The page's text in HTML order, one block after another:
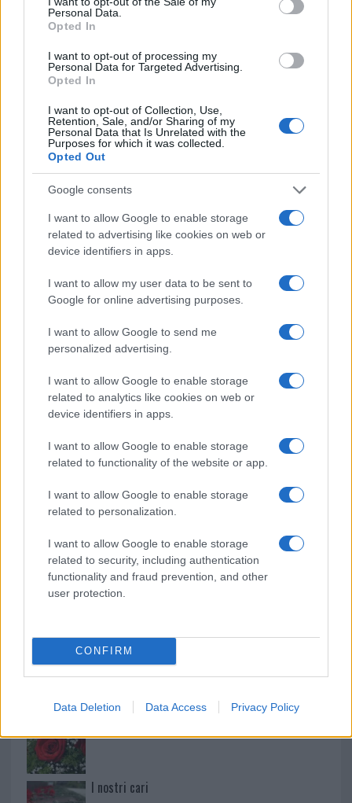
Personal Data.
Opted In
I want to opt-out of processing my
Personal Data for Targeted Advertising.
Opted In
I want to opt-out of Collection, Use,
Retention, Sale, and/or Sharing of my
Personal Data that Is Unrelated with the
Purposes for which it was collected.
Opted Out
Google consents
I want to allow Google to enable storage
related to advertising like cookies on web or
device identifiers in apps.
I want to allow my user data to be sent to
Google for online advertising purposes.
I want to allow Google to send me
personalized advertising.
I want to allow Google to enable storage
related to analytics like cookies on web or
device identifiers in apps.
I want to allow Google to enable storage
related to functionality of the website or app.
I want to allow Google to enable storage
related to personalization.
I want to allow Google to enable storage
related to security, including authentication
functionality and fraud prevention, and other
user protection.
CONFIRM
Data Deletion Data Access Privacy Policy
Salmo finisce in ospedale a Catania, ma il tour
va avanti: “Sicilia, ci sono”
Jovanotti, Gabry Ponte e Alfa: Olbia ombelico del
mondo per una notte
Giorgia Meloni a La Maddalena, la vicesindaco:
Incendio nella notte a Olbia, a fuoco due furgoni
NECROLOGIE
Mario Malu
Paolo Pinna
Martina Agostina Diturco
I nostri cari